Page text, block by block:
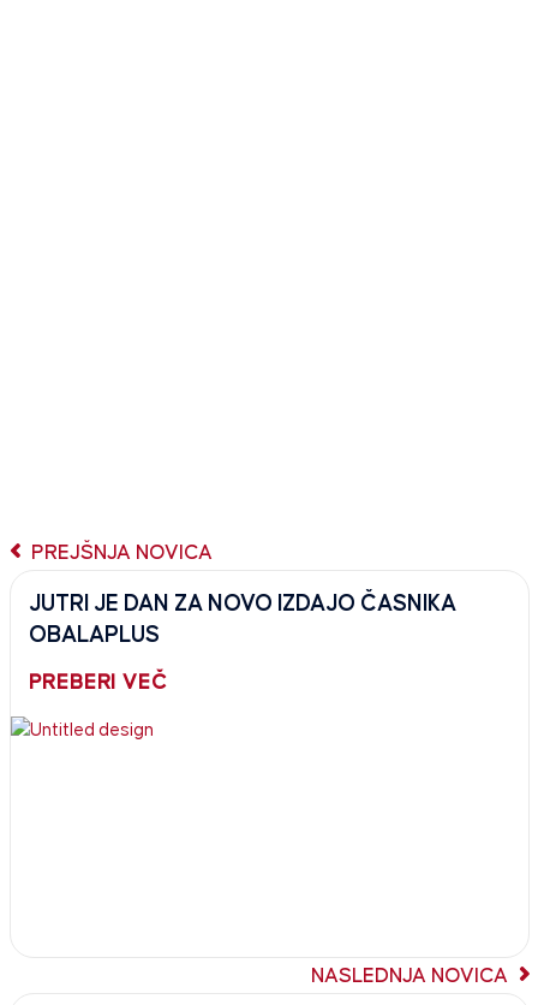
PREJŠNJA NOVICA
JUTRI JE DAN ZA NOVO IZDAJO ČASNIKA
OBALAPLUS
PREBERI VEČ
NASLEDNJA NOVICA